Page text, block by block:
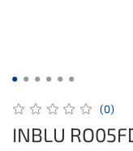
(0)
INBLU